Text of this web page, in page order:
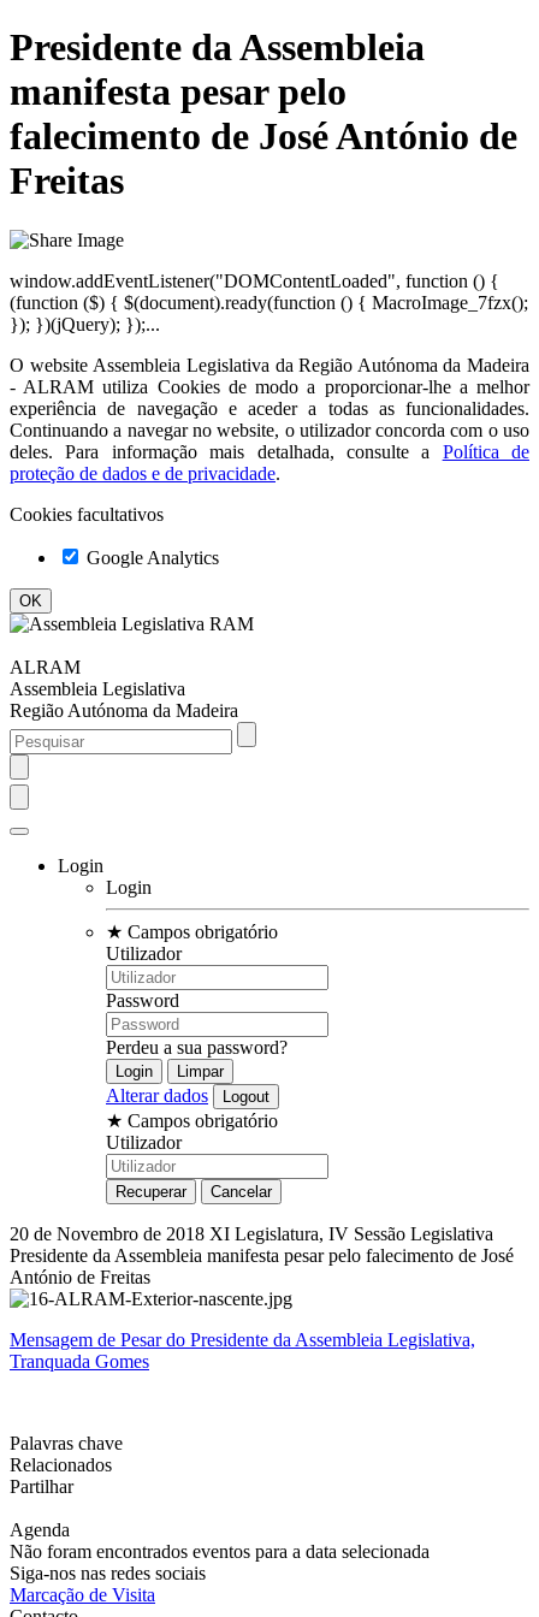
Presidente da Assembleia
manifesta pesar pelo
falecimento de José António de
Freitas
window.addEventListener("DOMContentLoaded", function () {
(function ($) { $(document).ready(function () { MacroImage_7fzx();
}); })(jQuery); });...
O website Assembleia Legislativa da Região Autónoma da Madeira
- ALRAM utiliza Cookies de modo a proporcionar-lhe a melhor
experiência de navegação e aceder a todas as funcionalidades.
Continuando a navegar no website, o utilizador concorda com o uso
deles. Para informação mais detalhada, consulte a
Política de
proteção de dados e de privacidade.
Cookies facultativos
Google Analytics
ALRAM
Assembleia Legislativa
Região Autónoma da Madeira
Login
Login
★ Campos obrigatório
Utilizador
Password
Perdeu a sua password?
Alterar dados
★ Campos obrigatório
Utilizador
20 de Novembro de 2018 XI Legislatura, IV Sessão Legislativa
Presidente da Assembleia manifesta pesar pelo falecimento de José
António de Freitas
Mensagem de Pesar do Presidente da Assembleia Legislativa,
Tranquada Gomes
Palavras chave
Relacionados
Partilhar
Agenda
Não foram encontrados eventos para a data selecionada
Siga-nos nas redes sociais
Marcação de Visita